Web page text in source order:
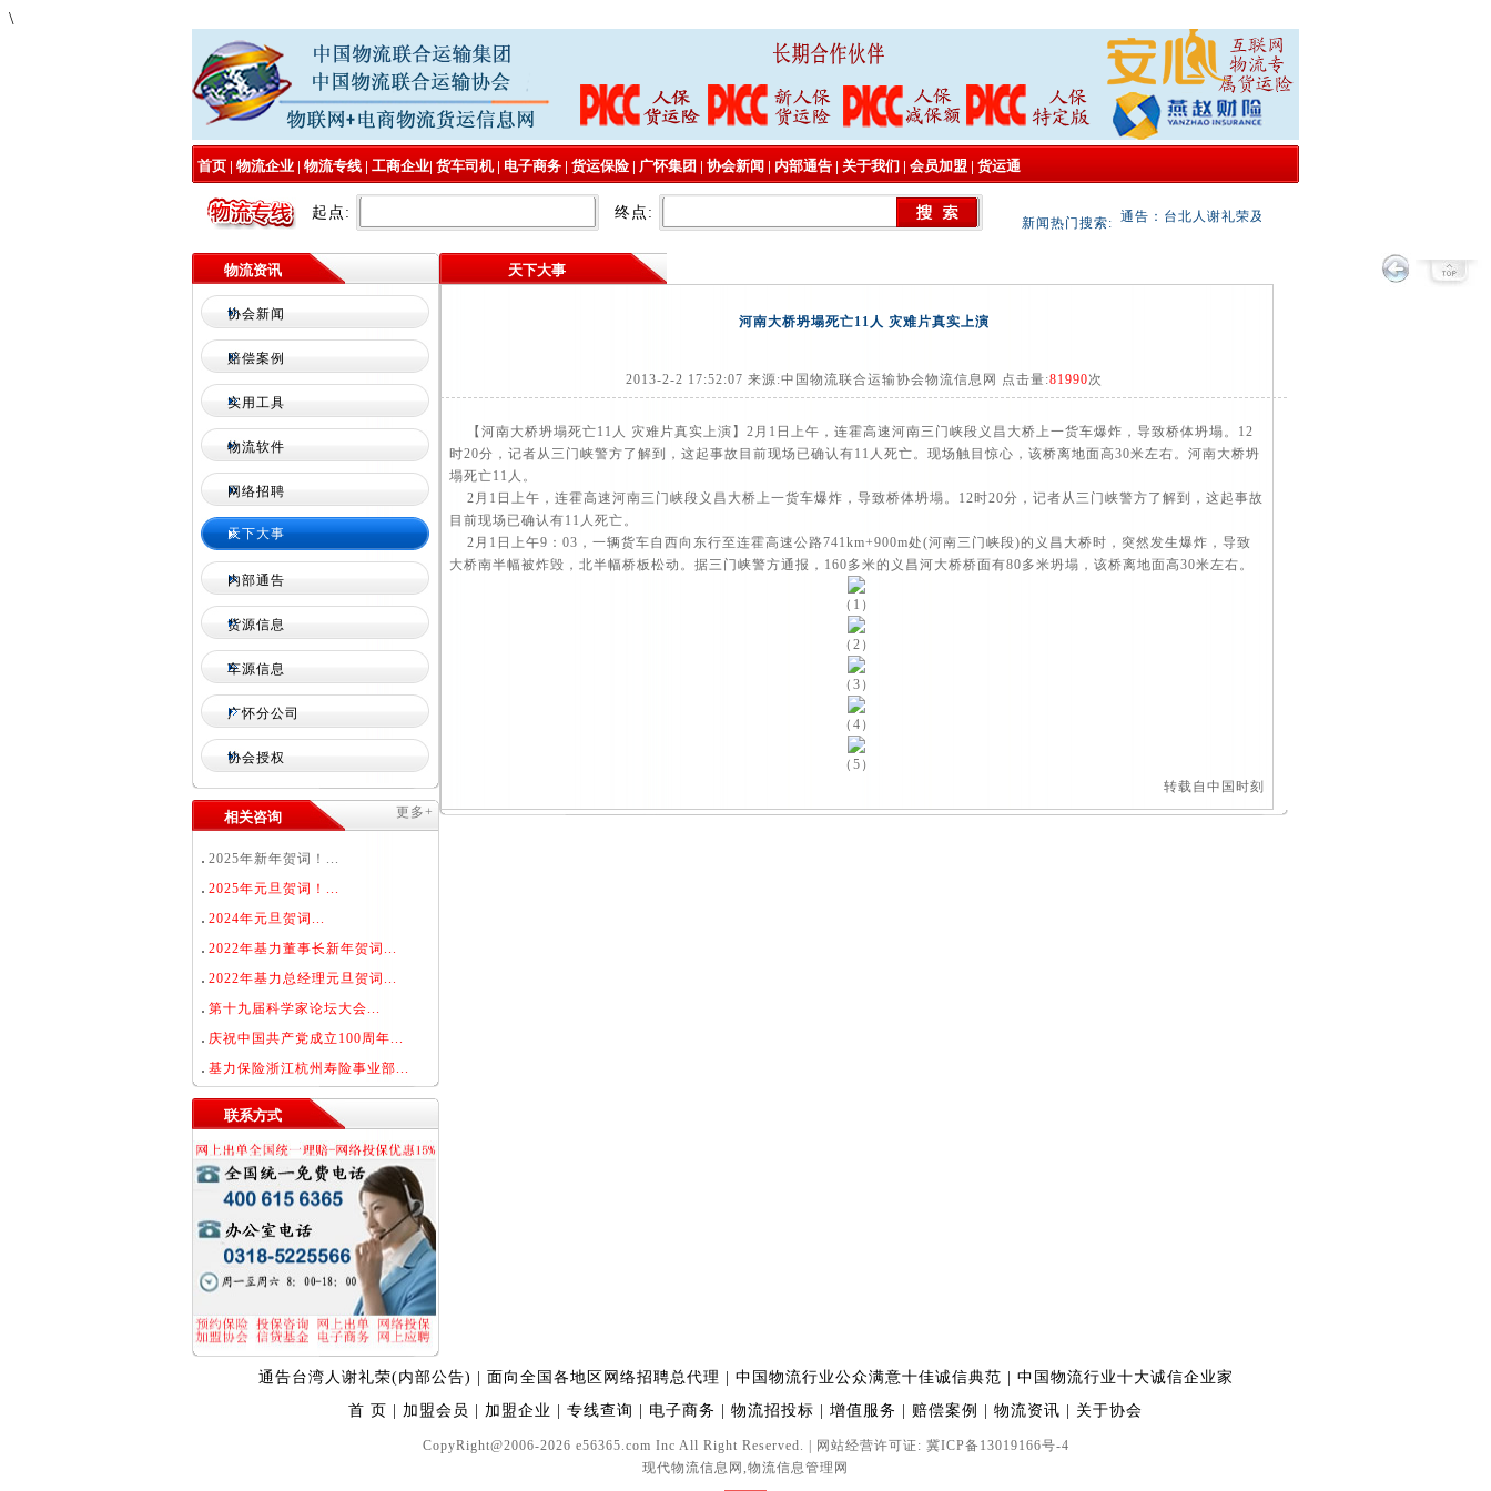
\
首页 | 物流企业 | 物流专线 | 工商企业| 货车司机| 电子商务 | 货运保险 | 广怀集团 | 协会新闻 | 内部通告 | 关于我们 | 会员加盟 | 货运通
起点: 终点:
新闻热门搜索: 通告：台北人谢礼荣及其团伙恶意违约；非法侵占协会信息
物流资讯
协会新闻
赔偿案例
实用工具
物流软件
网络招聘
天下大事
内部通告
货源信息
车源信息
广怀分公司
协会授权
相关咨询 更多+
2025年新年贺词！...
2025年元旦贺词！...
2024年元旦贺词...
2022年基力董事长新年贺词...
2022年基力总经理元旦贺词...
第十九届科学家论坛大会...
庆祝中国共产党成立100周年...
基力保险浙江杭州寿险事业部...
联系方式
天下大事
河南大桥坍塌死亡11人 灾难片真实上演
2013-2-2 17:52:07 来源:中国物流联合运输协会物流信息网 点击量:81990次
【河南大桥坍塌死亡11人 灾难片真实上演】2月1日上午，连霍高速河南三门峡段义昌大桥上一货车爆炸，导致桥体坍塌。12
时20分，记者从三门峡警方了解到，这起事故目前现场已确认有11人死亡。现场触目惊心，该桥离地面高30米左右。河南大桥坍
塌死亡11人。
2月1日上午，连霍高速河南三门峡段义昌大桥上一货车爆炸，导致桥体坍塌。12时20分，记者从三门峡警方了解到，这起事故
目前现场已确认有11人死亡。
2月1日上午9：03，一辆货车自西向东行至连霍高速公路741km+900m处(河南三门峡段)的义昌大桥时，突然发生爆炸，导致
大桥南半幅被炸毁，北半幅桥板松动。据三门峡警方通报，160多米的义昌河大桥桥面有80多米坍塌，该桥离地面高30米左右。
（1）
（2）
（3）
（4）
（5）
转载自中国时刻
通告台湾人谢礼荣(内部公告) 面向全国各地区网络招聘总代理 中国物流行业公众满意十佳诚信典范
中国物流行业十大诚信企业家
首 页
加盟会员 加盟企业 专线查询 电子商务 物流招投标 增值服务 赔偿案例 物流资讯 关于协会
CopyRight@2006-2026 e56365.com Inc All Right Reserved. | 网站经营许可证: 冀ICP备13019166号-4
现代物流信息网,物流信息管理网